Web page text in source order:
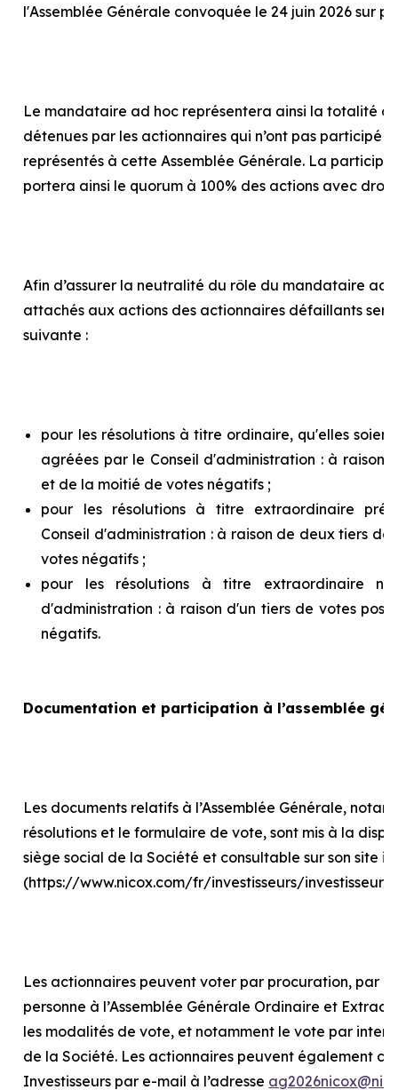
l'Assemblée Générale convoquée le 24 juin 2026 sur
Le mandataire ad hoc représentera ainsi la totalité
détenues par les actionnaires qui n’ont pas participé
représentés à cette Assemblée Générale. La
portera ainsi le quorum à 100% des actions avec
Afin d’assurer la neutralité du rôle du mandataire ad
attachés aux actions des actionnaires défaillants
suivante :
pour les résolutions à titre ordinaire, qu'elles
agréées par le Conseil d'administration : à raison
et de la moitié de votes négatifs ;
pour les résolutions à titre extraordinaire
Conseil d'administration : à raison de deux tiers
votes négatifs ;
pour les résolutions à titre extraordinaire
d'administration : à raison d'un tiers de votes
négatifs.
Documentation et participation à l’assemblée
Les documents relatifs à l’Assemblée Générale,
résolutions et le formulaire de vote, sont mis à la
siège social de la Société et consultable sur son site
(https://www.nicox.com/fr/investisseurs/
Les actionnaires peuvent voter par procuration, par
personne à l’Assemblée Générale Ordinaire et
les modalités de vote, et notamment le vote par
de la Société. Les actionnaires peuvent également
Investisseurs par e-mail à l’adresse